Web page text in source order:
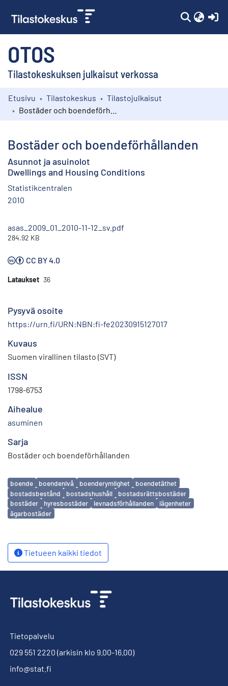
OTOS
Tilastokeskuksen julkaisut verkossa
Kokoelmat
Etusivu Tilastokeskus
Tilastojulkaisut
Bostäder och boendeförhållanden
Asunnot ja asuinolot
Dwellings and Housing Conditions
Statistikcentralen
2010
asas_2009_01_2010-11-12_sv.pdf
284.92 KB
CC BY 4.0
Lataukset 36
Pysyvä osoite
https://urn.fi/URN:NBN:fi-fe20230915127017
Kuvaus
Suomen virallinen tilasto (SVT)
ISSN
1798-6753
Aihealue
asuminen
Sarja
Bostäder och boendeförhållanden
Avainsanat
boende boendenivå boenderymlighet
boendetäthet
bostadsbestånd
bostadshushåll
bostadsrättsbostäder
bostäder
hyresbostäder levnadsförhållanden
lägenheter
ägarbostäder
Tietueen kaikki tiedot
Tietopalvelu
029 551 2220 (arkisin klo 9.00-16.00)
info@stat.fi